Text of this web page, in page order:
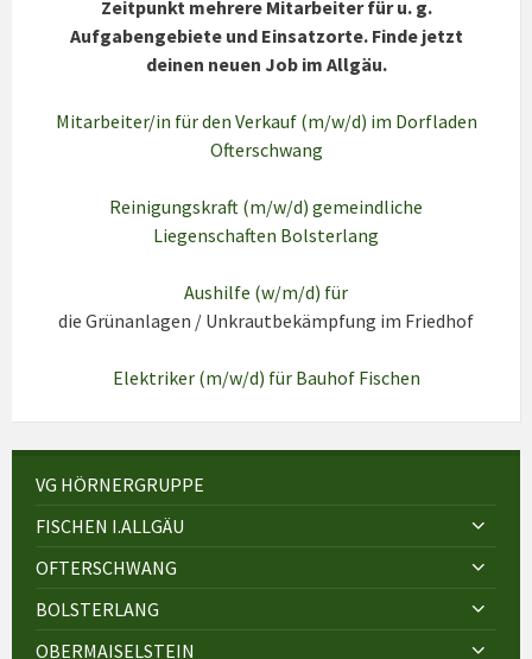
Zeitpunkt mehrere Mitarbeiter für u. g.
Aufgabengebiete und Einsatzorte. Finde jetzt
deinen neuen Job im Allgäu.
Mitarbeiter/in für den Verkauf (m/w/d) im Dorfladen
Ofterschwang
Reinigungskraft (m/w/d) gemeindliche
Liegenschaften Bolsterlang
Aushilfe (w/m/d) für
die Grünanlagen / Unkrautbekämpfung im Friedhof
Elektriker (m/w/d) für Bauhof Fischen
VG HÖRNERGRUPPE
FISCHEN I.ALLGÄU
OFTERSCHWANG
BOLSTERLANG
OBERMAISELSTEIN